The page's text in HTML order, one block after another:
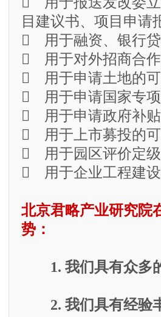
目建议书、项目申请
 用于融资、银行贷
 用于对外招商合
 用于申请土地的
 用于申请国家专
 用于申请政府补
 用于上市募投的
 用于园区评价定
 用于企业工程建
北京君略产业研究院
势：
1. 我们具有众多
2. 我们具有经验